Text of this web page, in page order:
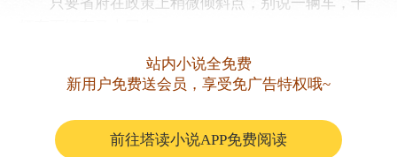
易飞笑道：“苏大哥，你想开的话，你回省城的时
候就开走。”
他不知道那辆……
站内小说全免费
新用户免费送会员，享受免广告特权哦~
前往塔读小说APP免费阅读